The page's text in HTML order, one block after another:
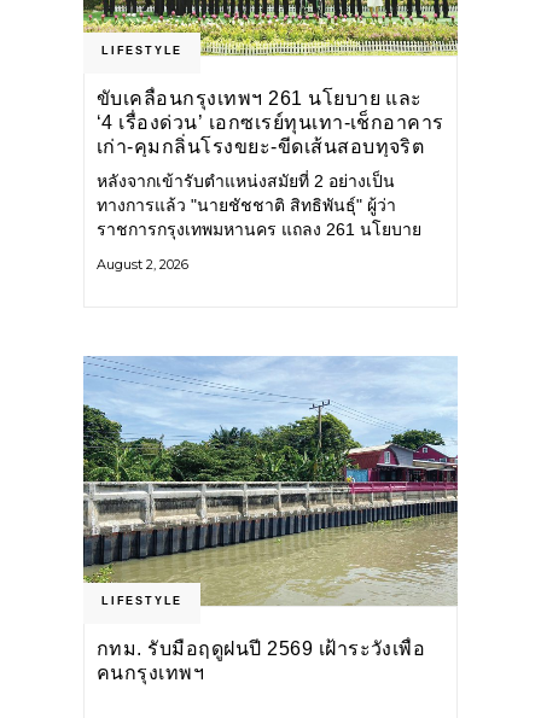
LIFESTYLE
ขับเคลื่อนกรุงเทพฯ 261 นโยบาย และ
‘4 เรื่องด่วน’ เอกซเรย์ทุนเทา-เช็กอาคาร
เก่า-คุมกลิ่นโรงขยะ-ขีดเส้นสอบทุจริต
หลังจากเข้ารับตำแหน่งสมัยที่ 2 อย่างเป็น
ทางการแล้ว "นายชัชชาติ สิทธิพันธุ์" ผู้ว่า
ราชการกรุงเทพมหานคร แถลง 261 นโยบาย
ยุทธศาสตร์ จัดทำตัวชี้วัด
August 2, 2026
LIFESTYLE
กทม. รับมือฤดูฝนปี 2569 เฝ้าระวังเพื่อ
คนกรุงเทพฯ